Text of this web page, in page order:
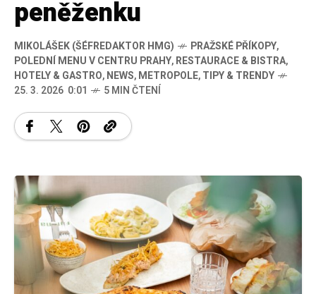
peněženku
MIKOLÁŠEK (ŠÉFREDAKTOR HMG) PRAŽSKÉ PŘÍKOPY,
POLEDNÍ MENU V CENTRU PRAHY,RESTAURACE & BISTRA,
HOTELY & GASTRO,NEWS,METROPOLE,TIPY & TRENDY
25. 3. 2026 0:01
5 MIN ČTENÍ